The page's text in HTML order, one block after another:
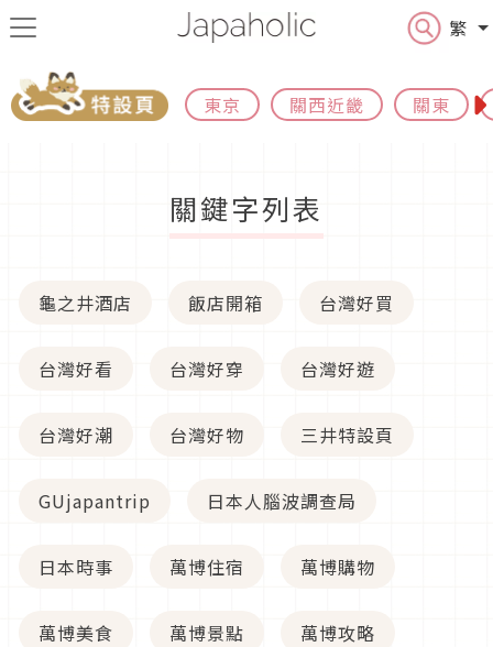
繁
東京 關西近畿 關東
關鍵字列表
龜之井酒店 飯店開箱 台灣好買
台灣好看 台灣好穿 台灣好遊
台灣好潮 台灣好物 三井特設頁
GUjapantrip 日本人腦波調查局
日本時事 萬博住宿 萬博購物
萬博美食 萬博景點 萬博攻略